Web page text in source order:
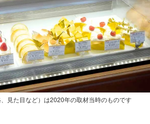
見た目など）は2020年の取材当時のものです